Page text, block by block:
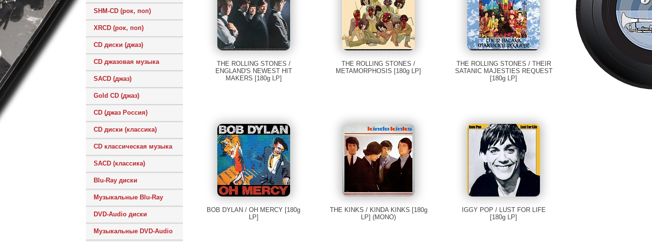
SHM-CD (рок, поп)
XRCD (рок, поп)
CD диски (джаз)
CD джазовая музыка
SACD (джаз)
Gold CD (джаз)
CD (джаз Россия)
CD диски (классика)
CD классическая музыка
SACD (классика)
Blu-Ray диски
Музыкальные Blu-Ray
DVD-Audio диски
Музыкальные DVD-Audio
THE ROLLING STONES /
ENGLAND'S NEWEST HIT
MAKERS [180g LP]
THE ROLLING STONES /
METAMORPHOSIS [180g LP]
THE ROLLING STONES / THEIR
SATANIC MAJESTIES REQUEST
[180g LP]
BOB DYLAN / OH MERCY [180g
LP]
THE KINKS / KINDA KINKS [180g
LP] (MONO)
IGGY POP / LUST FOR LIFE
[180g LP]